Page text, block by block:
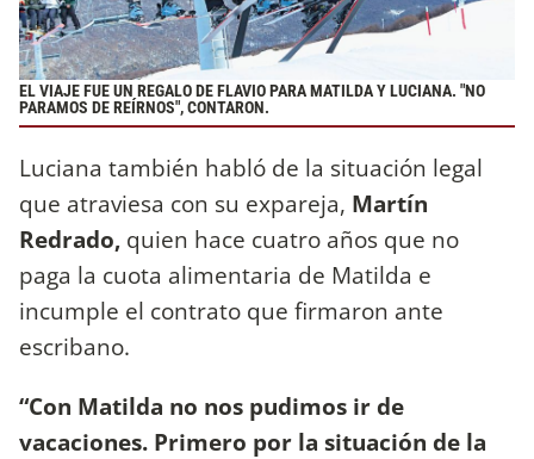
EL VIAJE FUE UN REGALO DE FLAVIO PARA MATILDA Y LUCIANA. "NO
PARAMOS DE REÍRNOS", CONTARON.
Luciana también habló de la situación legal
que atraviesa con su expareja, Martín
Redrado, quien hace cuatro años que no
paga la cuota alimentaria de Matilda e
incumple el contrato que firmaron ante
escribano.
“Con Matilda no nos pudimos ir de
vacaciones. Primero por la situación de la